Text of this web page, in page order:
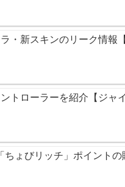
・新スキンのリーク情報
トローラーを紹介【ジャ
ちょびリッチ」ポイント